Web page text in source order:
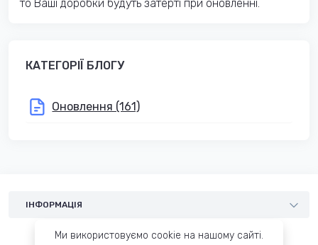
то Ваші доробки будуть затерті при оновленні.
КАТЕГОРІЇ БЛОГУ
Оновлення (161)
ІНФОРМАЦІЯ
Ми використовуємо cookie на нашому сайті.